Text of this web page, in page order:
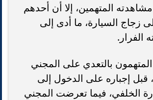
المتهمين، إلا أن أحدهم
زجاج السيارة، ما أدى إلى
الفرار.
بالتعدي على المجني
قبل إجباره على الدخول إلى
الخلفي، فيما تعرضت المجني